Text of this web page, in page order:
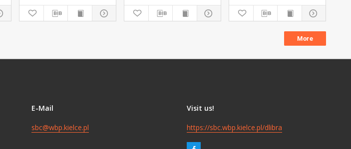
More
E-Mail
sbc@wbp.kielce.pl
Visit us!
https://sbc.wbp.kielce.pl/dlibra